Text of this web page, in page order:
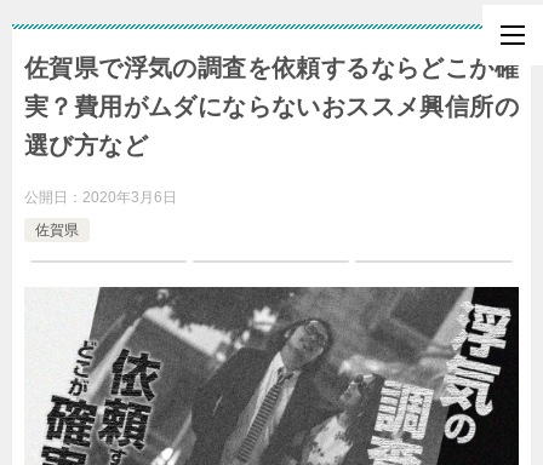
佐賀県で浮気の調査を依頼するならどこが確
実？費用がムダにならないおススメ興信所の
選び方など
公開日： 2020年3月6日
佐賀県